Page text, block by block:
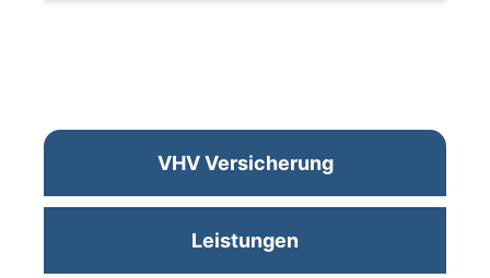
VHV Versicherung
Leistungen